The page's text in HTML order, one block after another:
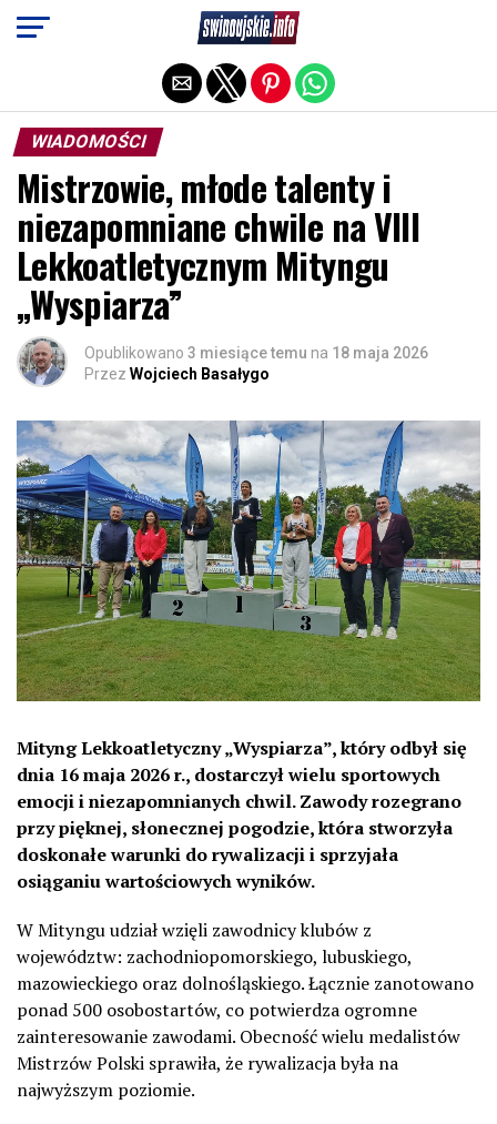
WIADOMOŚCI
Mistrzowie, młode talenty i
niezapomniane chwile na VIII
Lekkoatletycznym Mityngu
„Wyspiarza”
Opublikowano 3 miesiące temu na 18 maja 2026
Przez Wojciech Basałygo
Mityng Lekkoatletyczny „Wyspiarza”, który odbył się
dnia 16 maja 2026 r., dostarczył wielu sportowych
emocji i niezapomnianych chwil. Zawody rozegrano
przy pięknej, słonecznej pogodzie, która stworzyła
doskonałe warunki do rywalizacji i sprzyjała
osiąganiu wartościowych wyników.
W Mityngu udział wzięli zawodnicy klubów z
województw: zachodniopomorskiego, lubuskiego,
mazowieckiego oraz dolnośląskiego. Łącznie zanotowano
ponad 500 osobostartów, co potwierdza ogromne
zainteresowanie zawodami. Obecność wielu medalistów
Mistrzów Polski sprawiła, że rywalizacja była na
najwyższym poziomie.
Exit mobile version